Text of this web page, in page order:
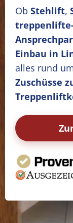
Ob Stehlift,
Einbau in
alles rund
Zuschüsse